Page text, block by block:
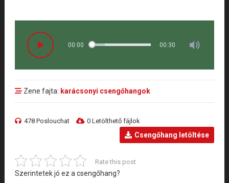
00:00 00:30
Zene fajta: karácsonyi csengőhangok
478 Poslouchat 0 Letölthető fájlok
Csengőhang letöltése
Rate this post
Szerintetek jó ez a csengőhang?